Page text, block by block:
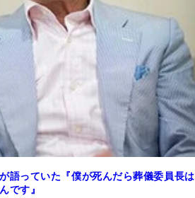
語っていた『僕が死んだら葬儀委員長は
です』